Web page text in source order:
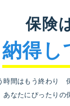
保険
納得し
時間はもう終わり
あなたにぴったりの